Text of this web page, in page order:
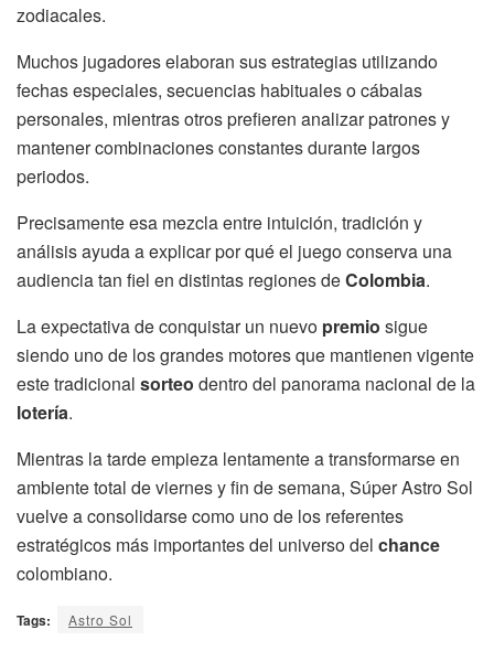
zodiacales.
Muchos jugadores elaboran sus estrategias utilizando
fechas especiales, secuencias habituales o cábalas
personales, mientras otros prefieren analizar patrones y
mantener combinaciones constantes durante largos
periodos.
Precisamente esa mezcla entre intuición, tradición y
análisis ayuda a explicar por qué el juego conserva una
audiencia tan fiel en distintas regiones deColombia.
La expectativa de conquistar un nuevo premio sigue
siendo uno de los grandes motores que mantienen vigente
este tradicional sorteo dentro del panorama nacional de la
lotería.
Mientras la tarde empieza lentamente a transformarse en
ambiente total de viernes y fin de semana, Súper Astro Sol
vuelve a consolidarse como uno de los referentes
estratégicos más importantes del universo del chance
colombiano.
Tags: Astro Sol